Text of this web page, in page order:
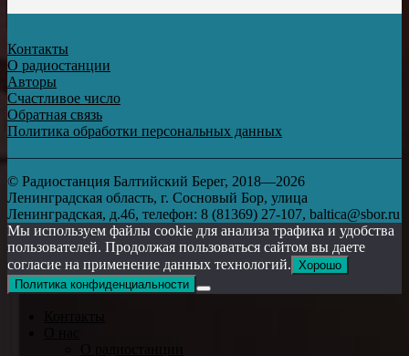
Контакты
О радиостанции
Авторы
Счастливое число
Обратная связь
Политика обработки персональных данных
© Радиостанция Балтийский Берег, 2018—2026
Ленинградская область, г. Сосновый Бор, улица
Ленинградская, д.46, телефон: 8 (81369) 27-107, baltica@sbor.ru
Мы используем файлы cookie для анализа трафика и удобства
пользователей. Продолжая пользоваться сайтом вы даете
согласие на применение данных технологий. Хорошо
Политика конфиденциальности